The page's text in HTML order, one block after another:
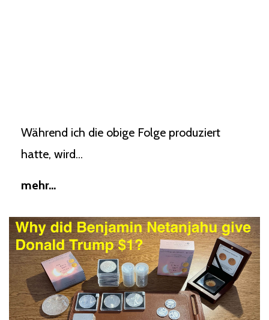
Während ich die obige Folge produziert
hatte, wird...
mehr...